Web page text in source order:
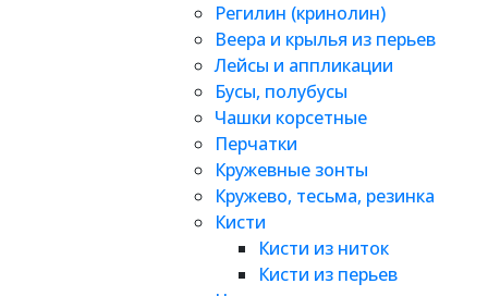
Регилин (кринолин)
Веера и крылья из перьев
Лейсы и аппликации
Бусы, полубусы
Чашки корсетные
Перчатки
Кружевные зонты
Кружево, тесьма, резинка
Кисти
Кисти из ниток
Кисти из перьев